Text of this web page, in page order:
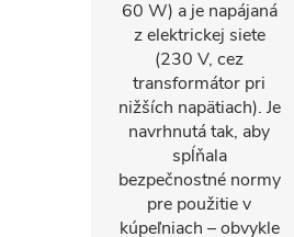
60 W) a je napájaná
z elektrickej siete
(230 V, cez
transformátor pri
nižších napätiach). Je
navrhnutá tak, aby
spĺňala
bezpečnostné normy
pre použitie v
kúpeľniach – obvykle